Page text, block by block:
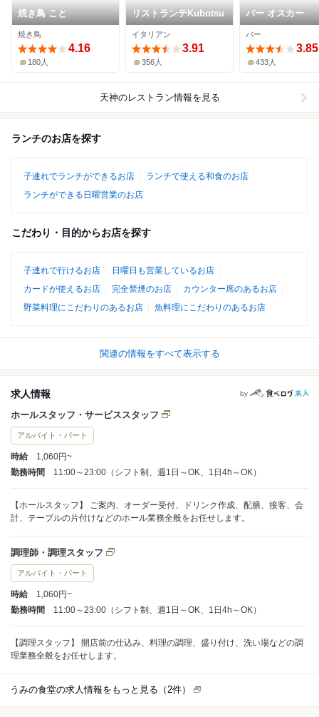
焼き鳥 こと
焼き鳥
4.16
180人
リストランテKubotsu
イタリアン
3.91
356人
バー オスカー
バー
3.85
433人
天神のレストラン情報を見る
ランチのお店を探す
子連れでランチができるお店
ランチで使える和食のお店
ランチができる日曜営業のお店
こだわり・目的からお店を探す
子連れで行けるお店
日曜日も営業しているお店
カードが使えるお店
完全禁煙のお店
カウンター席のあるお店
野菜料理にこだわりのあるお店
魚料理にこだわりのあるお店
関連の情報をすべて表示する
求人情報 by
ホールスタッフ・サービススタッフ
アルバイト・パート
時給
1,060円~
勤務時間
11:00～23:00（シフト制、週1日～OK、1日4h～OK）
【ホールスタッフ】 ご案内、オーダー受付、ドリンク作成、配膳、接客、会
計、テーブルの片付けなどのホール業務全般をお任せします。
調理師・調理スタッフ
アルバイト・パート
時給
1,060円~
勤務時間
11:00～23:00（シフト制、週1日～OK、1日4h～OK）
【調理スタッフ】 開店前の仕込み、料理の調理、盛り付け、洗い場などの調
理業務全般をお任せします。
うみの食堂の求人情報をもっと見る（2件）